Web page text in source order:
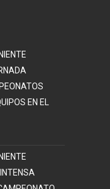
EN EL